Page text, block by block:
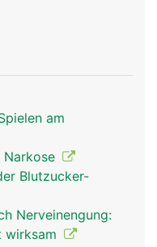
am
Blutzucker-
Nerveinengung:
wirksam